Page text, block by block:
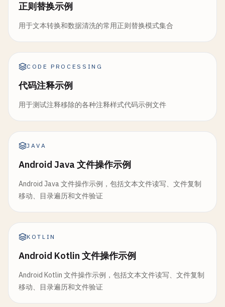
正则替换示例
用于文本转换和数据清洗的常用正则替换模式集合
CODE PROCESSING
代码注释示例
用于测试注释移除的各种注释样式代码示例文件
JAVA
Android Java 文件操作示例
Android Java 文件操作示例，包括文本文件读写、文件复制
移动、目录遍历和文件验证
KOTLIN
Android Kotlin 文件操作示例
Android Kotlin 文件操作示例，包括文本文件读写、文件复制
移动、目录遍历和文件验证